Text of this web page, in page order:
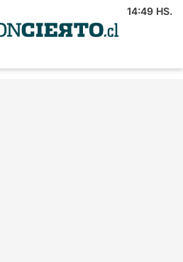
14:49 HS.